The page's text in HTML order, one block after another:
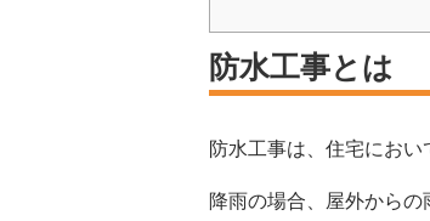
防水工事とは
防水工事は、住宅におい
降雨の場合、屋外からの